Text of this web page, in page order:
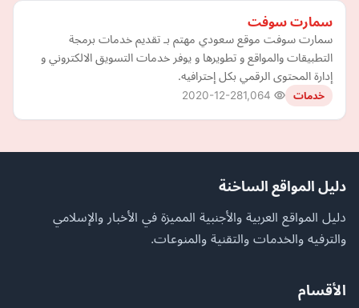
سمارت سوفت
سمارت سوفت موقع سعودي مهتم بـ تقديم خدمات برمجة
التطبيقات والمواقع و تطويرها و يوفر خدمات التسويق الالكتروني و
إدارة المحتوى الرقمي بكل إحترافيه.
خدمات 2020-12-28
دليل المواقع الساخنة
دليل المواقع العربية والأجنبية المميزة في الأخبار والإسلامي
والترفيه والخدمات والتقنية والمنوعات.
الأقسام